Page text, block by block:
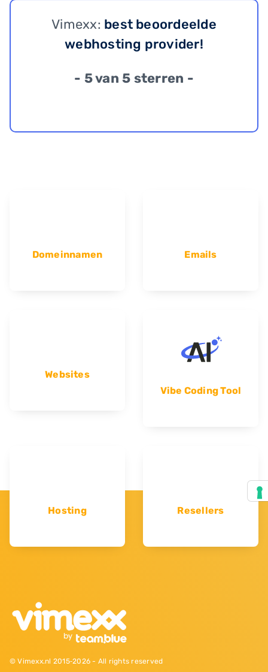
Vimexx: best beoordeelde
webhosting provider!
- 5 van 5 sterren -
Domeinnamen Emails
Websites
Vibe Coding Tool
Hosting Resellers
© Vimexx.nl 2015‐2026 - All rights reserved